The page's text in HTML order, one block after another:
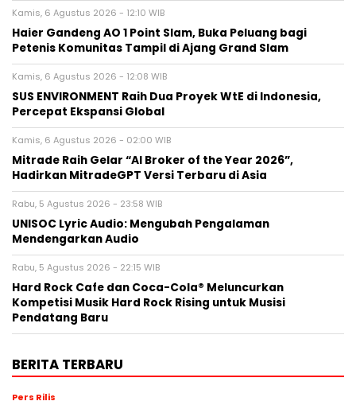
Kamis, 6 Agustus 2026 - 12:10 WIB
Haier Gandeng AO 1 Point Slam, Buka Peluang bagi
Petenis Komunitas Tampil di Ajang Grand Slam
Kamis, 6 Agustus 2026 - 12:08 WIB
SUS ENVIRONMENT Raih Dua Proyek WtE di Indonesia,
Percepat Ekspansi Global
Kamis, 6 Agustus 2026 - 02:00 WIB
Mitrade Raih Gelar “AI Broker of the Year 2026”,
Hadirkan MitradeGPT Versi Terbaru di Asia
Rabu, 5 Agustus 2026 - 23:58 WIB
UNISOC Lyric Audio: Mengubah Pengalaman
Mendengarkan Audio
Rabu, 5 Agustus 2026 - 22:15 WIB
Hard Rock Cafe dan Coca-Cola® Meluncurkan
Kompetisi Musik Hard Rock Rising untuk Musisi
Pendatang Baru
BERITA TERBARU
Pers Rilis